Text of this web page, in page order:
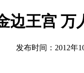
边王宫 万
发布时间：2012年